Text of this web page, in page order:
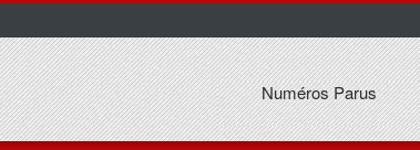
Numéros Parus